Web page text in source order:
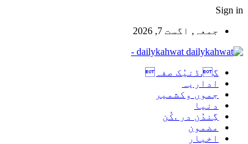
Sign in
جمعہ, اگست 7, 2026
dailykahwat -
گ.ڈنیُک صفہ
اداریہ
جموں وکشمیر
دنیا
گِندُن در .کُن
مضمون
اخبار